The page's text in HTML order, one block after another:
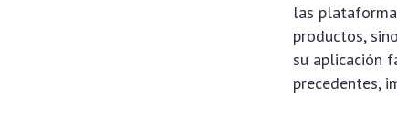
las
productos,
su aplicación
precedentes,